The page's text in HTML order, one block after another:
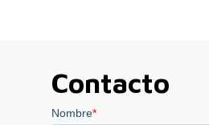
Contacto